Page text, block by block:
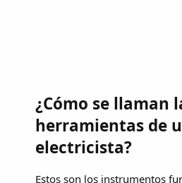
¿Cómo se llaman
herramientas de
electricista?
Estos son los instrumentos